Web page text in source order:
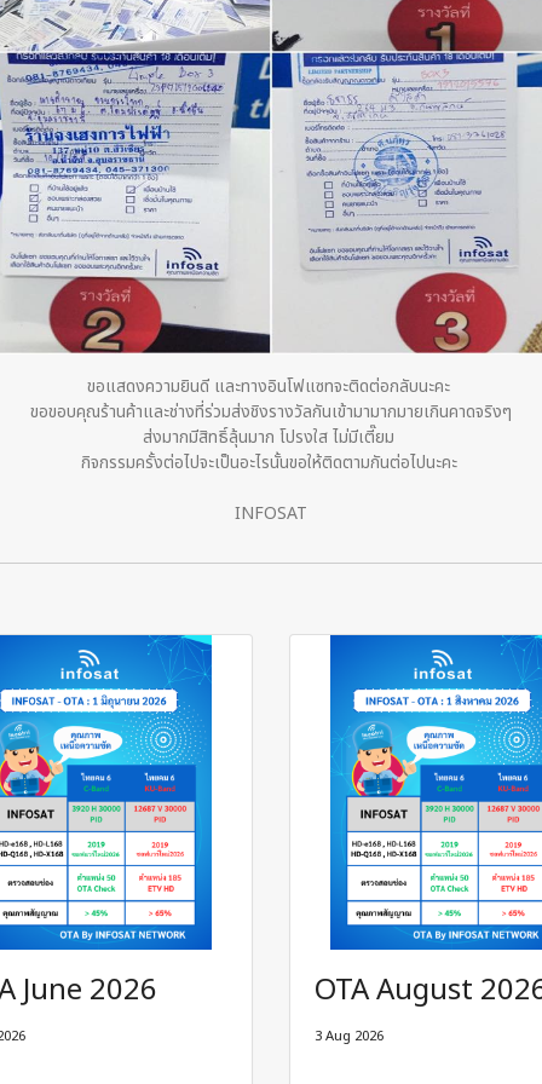
ขอแสดงความยินดี และทางอินโฟแซทจะติดต่อกลับนะคะ
ขอขอบคุณร้านค้าและช่างที่ร่วมส่งชิงรางวัลกันเข้ามามากมายเกินคาดจริงๆ
ส่งมากมีสิทธิ์ลุ้นมาก โปรงใส ไม่มีเตี๊ยม
กิจกรรมครั้งต่อไปจะเป็นอะไรนั้นขอให้ติดตามกันต่อไปนะคะ
INFOSAT
June 2026 OTA August
3 Aug 2026